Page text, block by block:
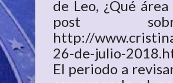
de Leo, ¿Qué
post
http://
26-de-julio-
El periodo a